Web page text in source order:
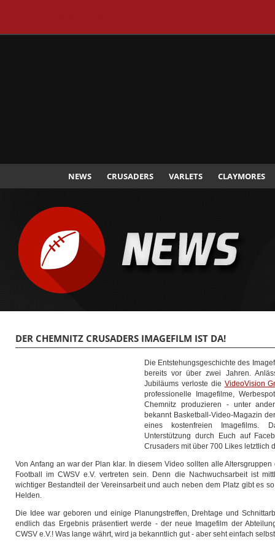
NEWS CRUSADERS VARLETS CLAYMORES
DER CHEMNITZ CRUSADERS IMAGEFILM IST DA!
Die Entstehungsgeschichte des
bereits vor über zwei Jahren.
Jubiläums verloste die VideoVision
professionelle Imagefilme,
Chemnitz produzieren - unter
bekannt Basketball-Video-Magazin
eines kostenfreien Imagefilms.
Unterstützung durch Euch auf
Crusaders mit über 700 Likes letztlich
Von Anfang an war der Plan klar. In diesem Video sollten alle Altersgruppen
Football im CWSV e.V. vertreten sein. Denn die Nachwuchsarbeit ist
wichtiger Bestandteil der Vereinsarbeit und auch neben dem Platz gibt es
Helden.
Die Idee war geboren und einige Planungstreffen, Drehtage und
endlich das Ergebnis präsentiert werde - der neue Imagefilm der
CWSV e.V.! Was lange währt, wird ja bekanntlich gut - aber seht einfach